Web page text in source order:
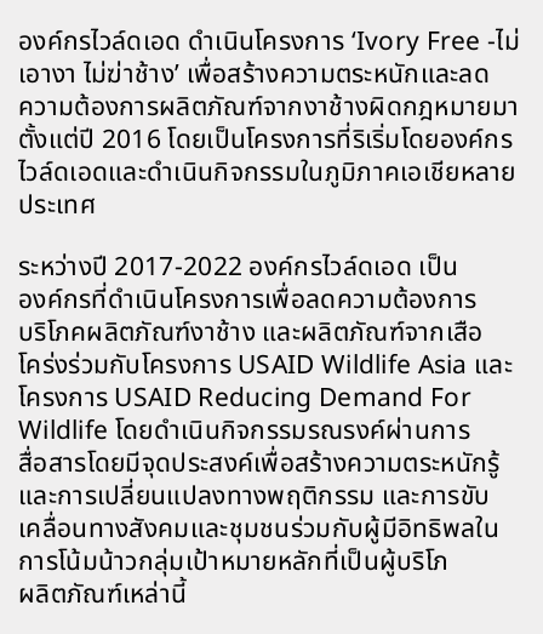
องค์กรไวล์ดเอด ดำเนินโครงการ ‘Ivory Free -ไม่
เอางา ไม่ฆ่าช้าง’ เพื่อสร้างความตระหนักและลด
ความต้องการผลิตภัณฑ์จากงาช้างผิดกฎหมายมา
ตั้งแต่ปี 2016 โดยเป็นโครงการที่ริเริ่มโดยองค์กร
ไวล์ดเอดและดำเนินกิจกรรมในภูมิภาคเอเชียหลาย
ประเทศ
ระหว่างปี 2017-2022 องค์กรไวล์ดเอด เป็น
องค์กรที่ดำเนินโครงการเพื่อลดความต้องการ
บริโภคผลิตภัณฑ์งาช้าง และผลิตภัณฑ์จากเสือ
โคร่งร่วมกับโครงการ USAID Wildlife Asia และ
โครงการ USAID Reducing Demand For
Wildlife โดยดำเนินกิจกรรมรณรงค์ผ่านการ
สื่อสารโดยมีจุดประสงค์เพื่อสร้างความตระหนักรู้
และการเปลี่ยนแปลงทางพฤติกรรม และการขับ
เคลื่อนทางสังคมและชุมชนร่วมกับผู้มีอิทธิพลใน
การโน้มน้าวกลุ่มเป้าหมายหลักที่เป็นผู้บริโภ
ผลิตภัณฑ์เหล่านี้